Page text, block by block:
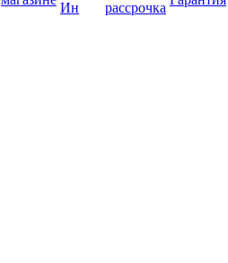
Ин
рассрочка